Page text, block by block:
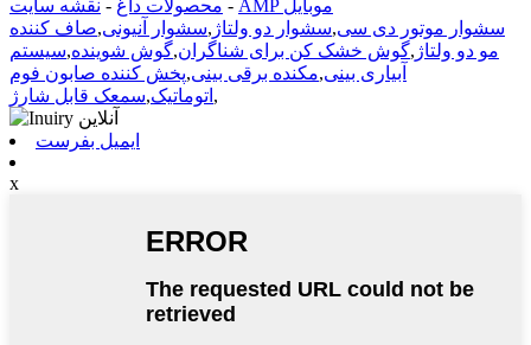
محصولات داغ - نقشه سایت -
AMP موبایل
سشوار موتور دی سی,سشوار دو ولتاژ ,سشوار آنیونی,صاف کننده
مو دو ولتاژ ,گوش خشک کن برای شناگران,گوش شوینده,سیستم
آبیاری بینی,مکنده برقی بینی,پخش کننده صابون فوم
اتوماتیک,سمعک قابل شارژ ,
ایمیل بفرست
x